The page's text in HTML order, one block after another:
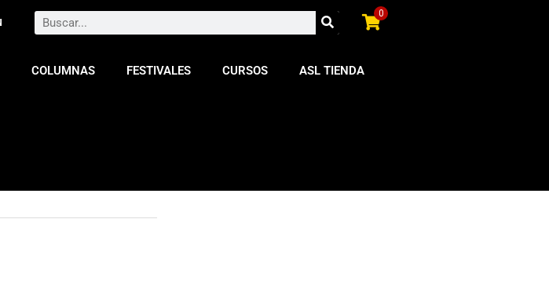
Search 0
COLUMNAS FESTIVALES CURSOS ASL TIENDA